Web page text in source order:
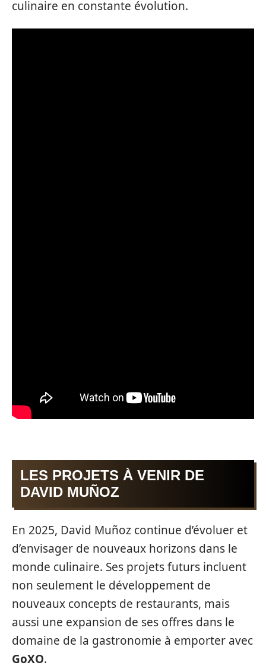
culinaire en constante évolution.
LES PROJETS À VENIR DE
DAVID MUÑOZ
En 2025, David Muñoz continue d’évoluer et
d’envisager de nouveaux horizons dans le
monde culinaire. Ses projets futurs incluent
non seulement le développement de
nouveaux concepts de restaurants, mais
aussi une expansion de ses offres dans le
domaine de la gastronomie à emporter avec
GoXO.